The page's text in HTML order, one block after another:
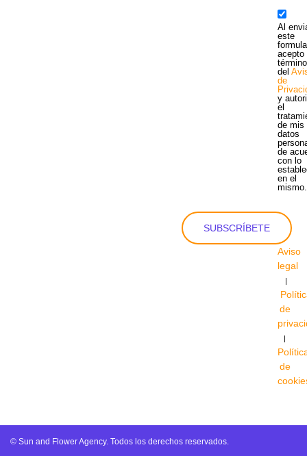
Al
este
acepto
del
de
y
el
de mis
datos
de
con lo
en el
mismo.
SUBSCRÍBETE
Aviso
legal
|
de
|
de
© Sun and Flower Agency. Todos los derechos reservados.